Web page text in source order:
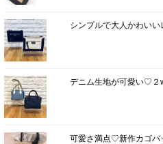
シンプルで大人かわい
デニム生地が可愛い♡２
可愛さ満点♡新作カゴバ